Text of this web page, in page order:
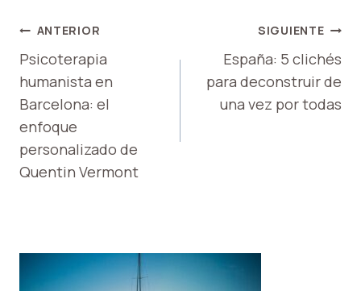
NAVEGACIÓN
DE
ENTRADAS
ANTERIOR
Psicoterapia
humanista en
Barcelona: el
enfoque
personalizado de
Quentin Vermont
SIGUIENTE
España: 5 clichés
para deconstruir de
una vez por todas